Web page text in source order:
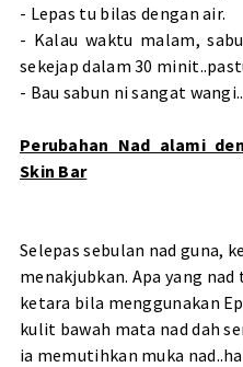
- Lepas tu bilas dengan air.
- Kalau waktu malam,
sekejap dalam 30
- Bau sabun ni sangat wangi..
Perubahan Nad alami
Skin Bar
Selepas sebulan nad guna,
menakjubkan. Apa yang
ketara bila menggunakan
kulit bawah mata nad dah
ia memutihkan muka